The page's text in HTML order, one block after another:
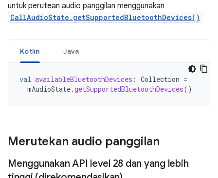
untuk perutean audio panggilan menggunakan
CallAudioState.getSupportedBluetoothDevices()
Kotlin Java
val availableBluetoothDevices : Collection =
mAudioState.getSupportedBluetoothDevices()
Merutekan audio panggilan
Menggunakan API level 28 dan yang lebih